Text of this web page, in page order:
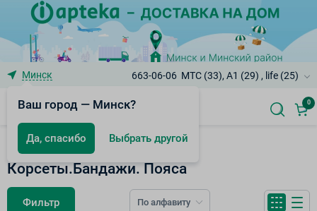
Минск
Ваш город — Минск?
Да, спасибо Выбрать другой
663-06-06 МТС (33), A1 (29) , life (25)
0
Ортопедические изделия
Корсеты.Бандажи. Пояса
Фильтр По алфавиту